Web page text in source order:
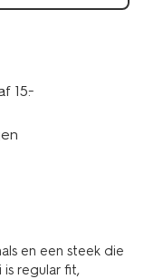
15.-
en een steek die
regular fit,